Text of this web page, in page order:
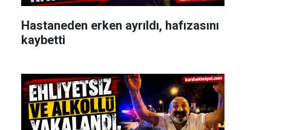
Hastaneden erken ayrıldı, hafızasını
kaybetti